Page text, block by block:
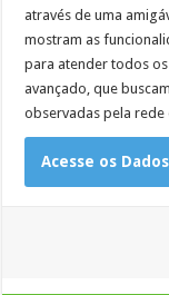
através de uma
mostram as
para atender todos
avançado, que
observadas pela rede
Acesse os